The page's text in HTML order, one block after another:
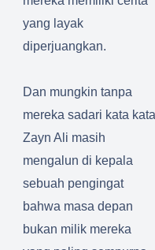
yang layak
diperjuangkan.
Dan mungkin tanpa
mereka sadari kata kata
Zayn Ali masih
mengalun di kepala
sebuah pengingat
bahwa masa depan
bukan milik mereka